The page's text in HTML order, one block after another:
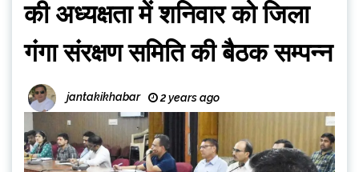
की अध्यक्षता में शनिवार को जिला
गंगा संरक्षण समिति की बैठक सम्पन्न
jantakikhabar 2 years ago